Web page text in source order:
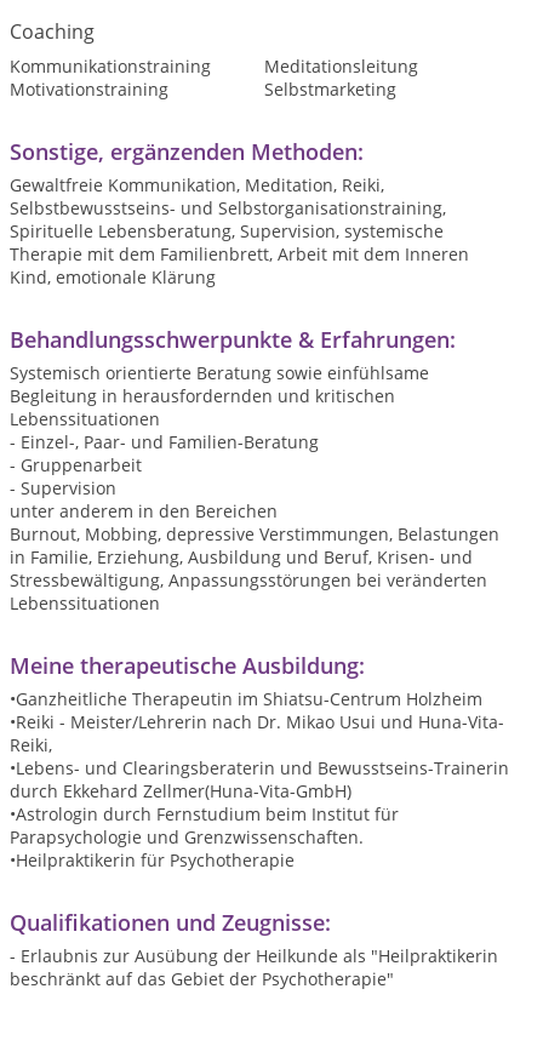
Coaching
Kommunikationstraining
Meditationsleitung
Motivationstraining
Selbstmarketing
Sonstige, ergänzenden Methoden:
Gewaltfreie Kommunikation, Meditation, Reiki,
Selbstbewusstseins- und Selbstorganisationstraining,
Spirituelle Lebensberatung, Supervision, systemische
Therapie mit dem Familienbrett, Arbeit mit dem Inneren
Kind, emotionale Klärung
Behandlungsschwerpunkte & Erfahrungen:
Systemisch orientierte Beratung sowie einfühlsame
Begleitung in herausfordernden und kritischen
Lebenssituationen
- Einzel-, Paar- und Familien-Beratung
- Gruppenarbeit
- Supervision
unter anderem in den Bereichen
Burnout, Mobbing, depressive Verstimmungen, Belastungen
in Familie, Erziehung, Ausbildung und Beruf, Krisen- und
Stressbewältigung, Anpassungsstörungen bei veränderten
Lebenssituationen
Meine therapeutische Ausbildung:
•Ganzheitliche Therapeutin im Shiatsu-Centrum Holzheim
•Reiki - Meister/Lehrerin nach Dr. Mikao Usui und Huna-Vita-
Reiki,
•Lebens- und Clearingsberaterin und Bewusstseins-Trainerin
durch Ekkehard Zellmer(Huna-Vita-GmbH)
•Astrologin durch Fernstudium beim Institut für
Parapsychologie und Grenzwissenschaften.
•Heilpraktikerin für Psychotherapie
Qualifikationen und Zeugnisse:
- Erlaubnis zur Ausübung der Heilkunde als "Heilpraktikerin
beschränkt auf das Gebiet der Psychotherapie"